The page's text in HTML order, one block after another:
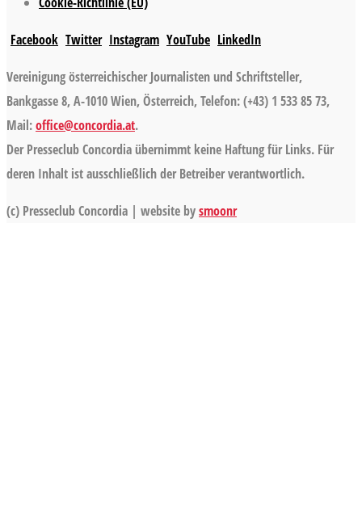
Facebook Twitter Instagram YouTube LinkedIn
Vereinigung österreichischer Journalisten und Schriftsteller,
Bankgasse 8, A-1010 Wien, Österreich, Telefon: (+43) 1 533 85 73,
Mail:office@concordia.at.
Der Presseclub Concordia übernimmt keine Haftung für Links. Für
deren Inhalt ist ausschließlich der Betreiber verantwortlich.
(c) Presseclub Concordia | website bysmoonr